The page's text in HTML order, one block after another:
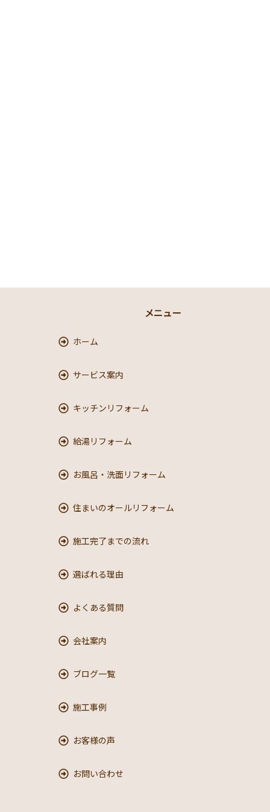
メニュー
ホーム
サービス案内
キッチンリフォーム
給湯リフォーム
お風呂・洗面リフォーム
住まいのオールリフォーム
施工完了までの流れ
選ばれる理由
よくある質問
会社案内
ブログ一覧
施工事例
お客様の声
お問い合わせ